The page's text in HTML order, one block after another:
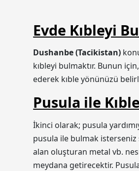
Evde Kıbleyi
Dushanbe (Tacikistan)
kıbleyi bulmaktır. Bunun
ederek kıble yönünüzü
Pusula ile
İkinci olarak; pusula
pusula ile bulmak isterseniz
alan oluşturan metal vb.
meydana getirecektir.